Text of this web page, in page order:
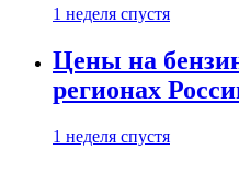
1 неделя спустя
Цены на
регионах
1 неделя спустя